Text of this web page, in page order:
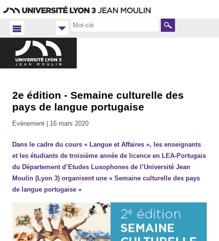
Rechercher
Accueil
Langues
2e édition - Semaine culturelle des
pays de langue portugaise
Evènement | 16 mars 2020
Dans le cadre du cours « Langue et Affaires », les enseignants
et les étudiants de troisième année de licence en LEA-Portugais
du Département d’Etudes Lusophones de l’Université Jean
Moulin (Lyon 3) organisent une « Semaine culturelle des pays
de langue portugaise »